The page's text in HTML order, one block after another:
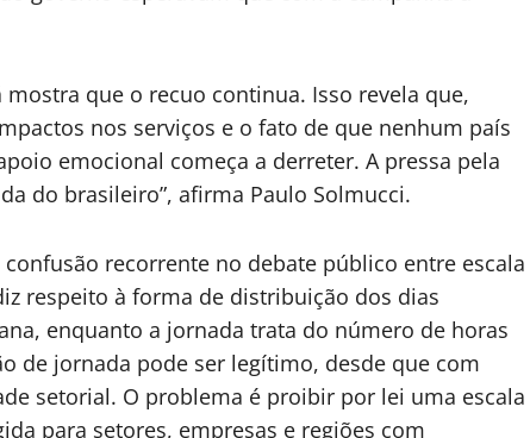
que o recuo continua. Isso revela que,
nos serviços e o fato de que nenhum país
emocional começa a derreter. A pressa pela
do brasileiro”, afirma Paulo Solmucci.
recorrente no debate público entre escala
respeito à forma de distribuição dos dias
enquanto a jornada trata do número de horas
de jornada pode ser legítimo, desde que com
setorial. O problema é proibir por lei uma escala
para setores, empresas e regiões com